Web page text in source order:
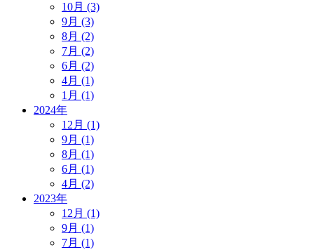
10月 (3)
9月 (3)
8月 (2)
7月 (2)
6月 (2)
4月 (1)
1月 (1)
2024年
12月 (1)
9月 (1)
8月 (1)
6月 (1)
4月 (2)
2023年
12月 (1)
9月 (1)
7月 (1)